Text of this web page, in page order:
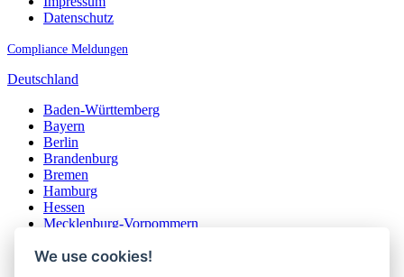
Datenschutz
Compliance Meldungen
Deutschland
Baden-Württemberg
Bayern
Berlin
Brandenburg
Bremen
Hamburg
Hessen
Mecklenburg-Vorpommern
Nordrhein-Westfalen
We use cookies!